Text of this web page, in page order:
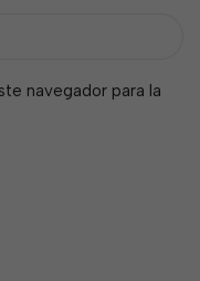
navegador para la